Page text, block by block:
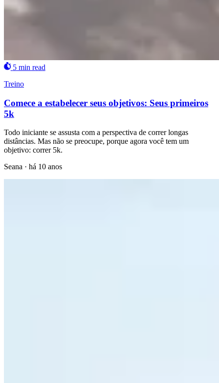
5 min read
Treino
Comece a estabelecer seus objetivos: Seus primeiros
5k
Todo iniciante se assusta com a perspectiva de correr longas
distâncias. Mas não se preocupe, porque agora você tem um
objetivo: correr 5k.
Seana · há 10 anos